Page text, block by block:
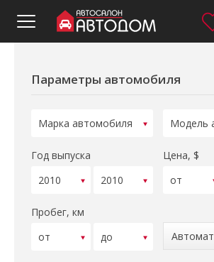
Параметры автомобиля
Год выпуска Цена, $
Пробег, км
Автомат